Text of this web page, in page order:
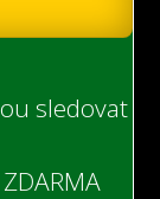
sledovat